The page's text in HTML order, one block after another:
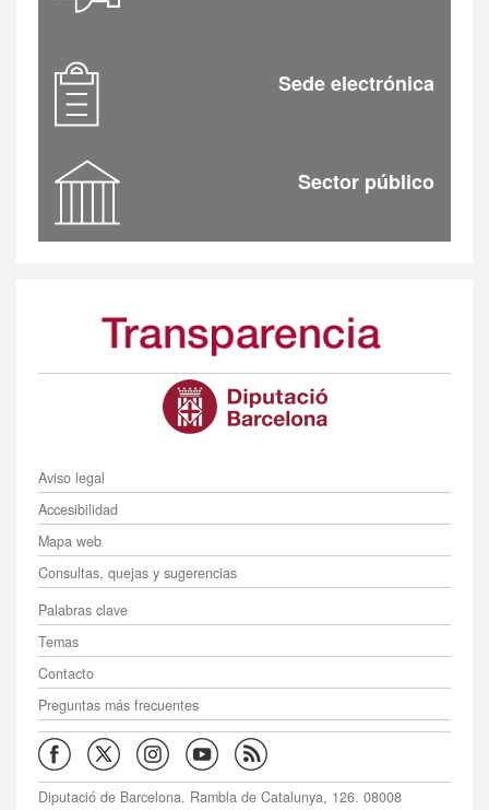
Sede electrónica
Sector público
Menú
Aviso legal
Accesibilidad
Mapa web
Consultas, quejas y sugerencias
Menú
Palabras clave
Temas
Contacto
Preguntas más frecuentes
Diputació de Barcelona. Rambla de Catalunya, 126. 08008